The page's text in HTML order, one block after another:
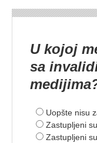
U kojoj
sa
Uopšte nisu
Zastupljeni
Zastupljeni